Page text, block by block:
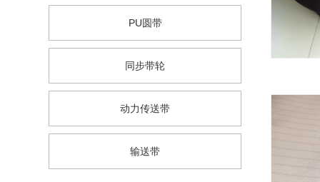
PU圆带
同步带轮
动力传送带
输送带